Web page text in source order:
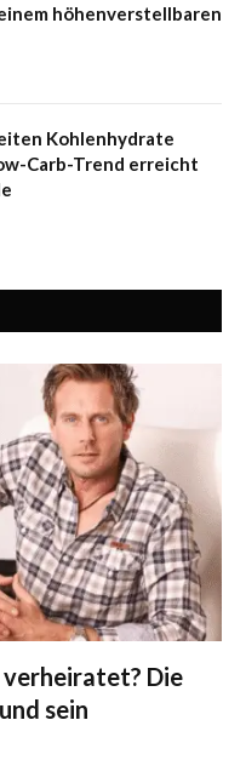
höhenverstellbaren
Kohlenhydrate
Carb-Trend erreicht
Die
sein